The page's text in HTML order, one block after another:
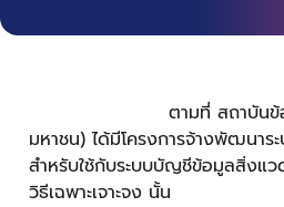
ตามที่ สถาบันข้อมูลข
มหาชน) ได้มีโครงการจ้างพัฒนาร
สำหรับใช้กับระบบบัญชีข้อมูลสิ่งแ
วิธีเฉพาะเจาะจง นั้น